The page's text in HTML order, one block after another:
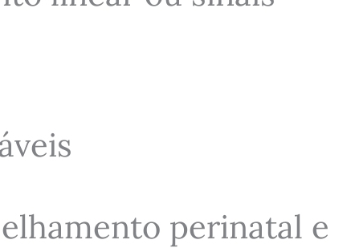
perinatal e